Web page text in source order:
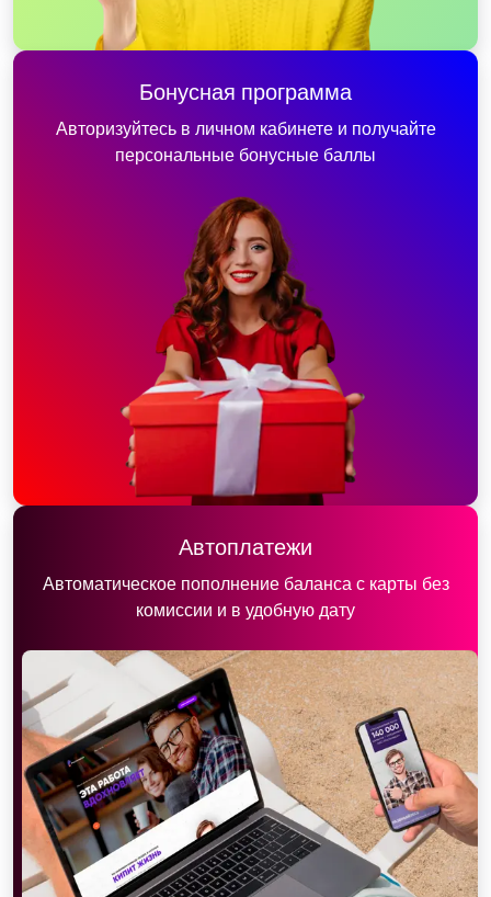
Бонусная программа
Авторизуйтесь в личном кабинете и получайте
персональные бонусные баллы
Автоплатежи
Автоматическое пополнение баланса с карты без
комиссии и в удобную дату